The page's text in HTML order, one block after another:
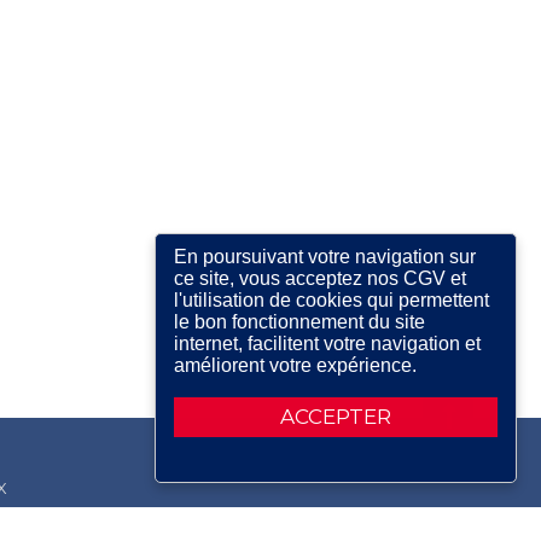
ACCEPTER
En poursuivant votre navigation sur
ce site, vous acceptez nos CGV et
l'utilisation de cookies qui permettent
le bon fonctionnement du site
internet, facilitent votre navigation et
améliorent votre expérience.